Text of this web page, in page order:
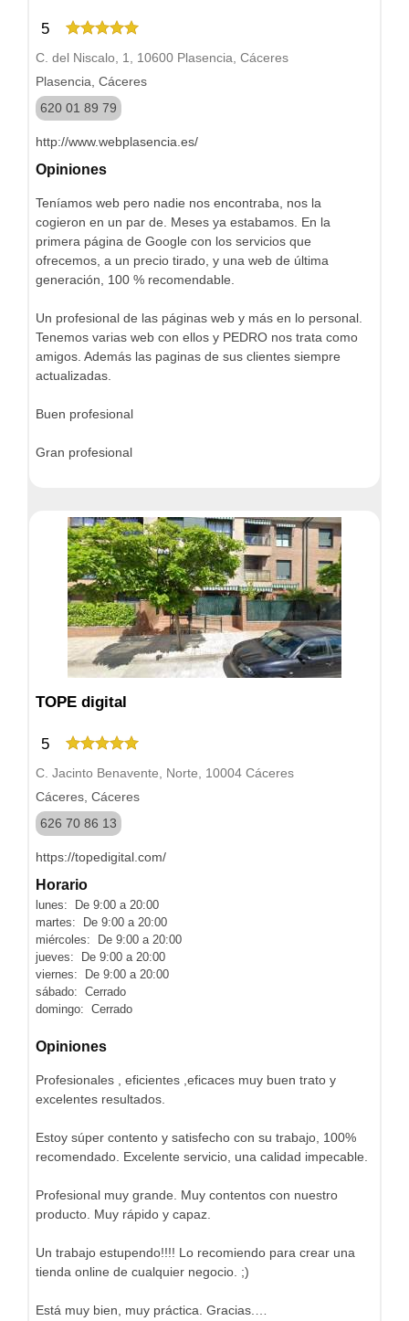
5
C. del Niscalo, 1, 10600 Plasencia, Cáceres
Plasencia, Cáceres
620 01 89 79
http://www.webplasencia.es/
Opiniones
Teníamos web pero nadie nos encontraba, nos la
cogieron en un par de. Meses ya estabamos. En la
primera página de Google con los servicios que
ofrecemos, a un precio tirado, y una web de última
generación, 100 % recomendable.
Un profesional de las páginas web y más en lo personal.
Tenemos varias web con ellos y PEDRO nos trata como
amigos. Además las paginas de sus clientes siempre
actualizadas.
Buen profesional
Gran profesional
TOPE digital
5
C. Jacinto Benavente, Norte, 10004 Cáceres
Cáceres, Cáceres
626 70 86 13
https://topedigital.com/
Horario
lunes: De 9:00 a 20:00
martes: De 9:00 a 20:00
miércoles: De 9:00 a 20:00
jueves: De 9:00 a 20:00
viernes: De 9:00 a 20:00
sábado: Cerrado
domingo: Cerrado
Opiniones
Profesionales , eficientes ,eficaces muy buen trato y
excelentes resultados.
Estoy súper contento y satisfecho con su trabajo, 100%
recomendado. Excelente servicio, una calidad impecable.
Profesional muy grande. Muy contentos con nuestro
producto. Muy rápido y capaz.
Un trabajo estupendo!!!! Lo recomiendo para crear una
tienda online de cualquier negocio. ;)
Está muy bien, muy práctica. Gracias.…